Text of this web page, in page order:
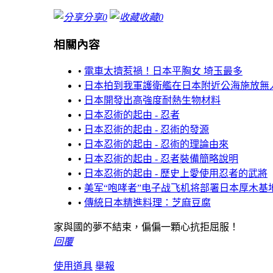
分享0 收藏0
相關內容
• 電車太擠惹禍！日本平胸女 埼玉最多
• 日本拍到我軍護衛艦在日本附近公海施放無
• 日本開發出高強度耐熱生物材料
• 日本忍術的起由 - 忍者
• 日本忍術的起由 - 忍術的發源
• 日本忍術的起由 - 忍術的理論由來
• 日本忍術的起由 - 忍者裝備簡略說明
• 日本忍術的起由 - 歷史上愛使用忍者的武將
• 美军“咆哮者”电子战飞机将部署日本厚木基
• 傳統日本精進料理：芝麻豆腐
家與國的夢不結束，偏偏一顆心抗拒屈服！
回覆
使用道具 舉報